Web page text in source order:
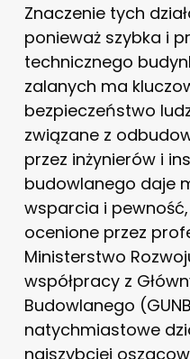
Znaczenie tych
ponieważ szybka i
technicznego
zalanych ma
bezpieczeństwo
związane z
przez inżynierów i
budowlanego daje
wsparcia i
ocenione przez
Ministerstwo
współpracy z
Budowlanego
natychmiastowe
najszybciej